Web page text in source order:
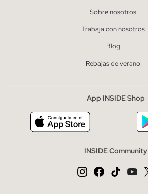
Sobre nosotros
Trabaja con nosotros
Blog
Rebajas de verano
App INSIDE Shop
INSIDE Community